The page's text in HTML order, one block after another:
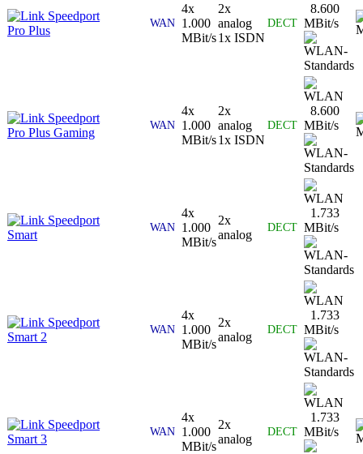
Speedport
Pro Plus
WAN
4x
1.000
MBit/s
2x
analog
1x ISDN
DECT
8.600
MBit/s
Speedport
Pro Plus Gaming
WAN
4x
1.000
MBit/s
2x
analog
1x ISDN
DECT
8.600
MBit/s
Speedport
Smart
WAN
4x
1.000
MBit/s
2x
analog
DECT
1.733
MBit/s
Speedport
Smart 2
WAN
4x
1.000
MBit/s
2x
analog
DECT
1.733
MBit/s
Speedport
Smart 3
WAN
4x
1.000
MBit/s
2x
analog
DECT
1.733
MBit/s